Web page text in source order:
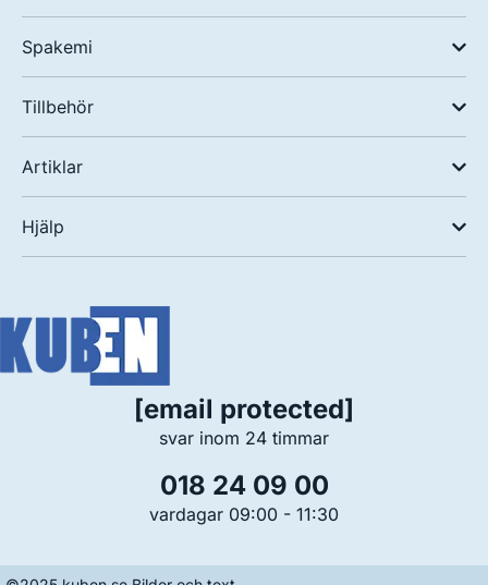
Spakemi
Tillbehör
Artiklar
Hjälp
018 24 09 00
vardagar 09:00 - 11:30
[email protected]
svar inom 24 timmar